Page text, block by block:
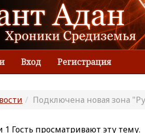
Вход Регистрация
Подключена новая зона
1 Гость просматривают эту тему.